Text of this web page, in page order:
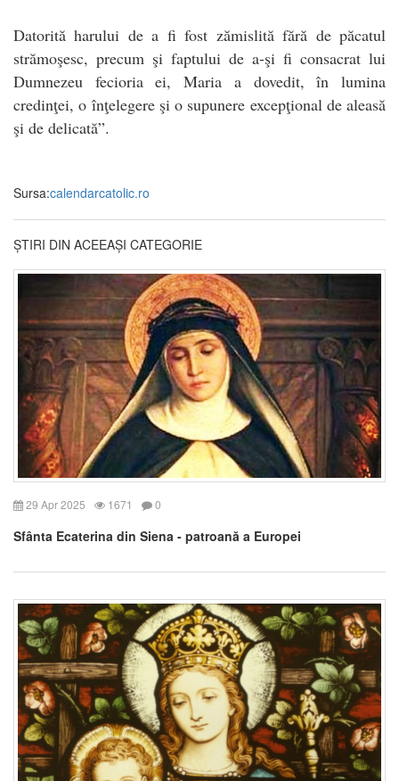
Datorită harului de a fi fost zămislită fără de păcatul
strămoşesc, precum şi faptului de a-şi fi consacrat lui
Dumnezeu fecioria ei, Maria a dovedit, în lumina
credinţei, o înţelegere şi o supunere excepţional de aleasă
şi de delicată”.
Sursa:calendarcatolic.ro
ȘTIRI DIN ACEEAȘI CATEGORIE
29 Apr 2025 1671 0
Sfânta Ecaterina din Siena - patroană a Europei